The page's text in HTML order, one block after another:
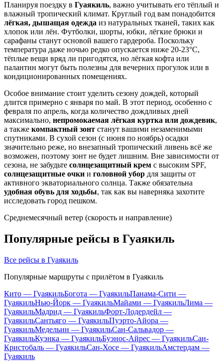
Планируя поездку в Гуаякиль, важно учитывать его тёплый и
влажный тропический климат. Круглый год вам понадобится
лёгкая, дышащая одежда из натуральных тканей, таких как
хлопок или лён. Футболки, шорты, юбки, лёгкие брюки и
сарафаны станут основой вашего гардероба. Поскольку
температура даже ночью редко опускается ниже 20-23°C,
тёплые вещи вряд ли пригодятся, но лёгкая кофта или
палантин могут быть полезны для вечерних прогулок или в
кондиционированных помещениях.
Особое внимание стоит уделить сезону дождей, который
длится примерно с января по май. В этот период, особенно с
февраля по апрель, когда количество дождливых дней
максимально, непромокаемая лёгкая куртка или дождевик,
а также компактный зонт станут вашими незаменимыми
спутниками. В сухой сезон (с июня по ноябрь) осадки
значительно реже, но внезапный тропический ливень всё же
возможен, поэтому зонт не будет лишним. Вне зависимости от
сезона, не забудьте солнцезащитный крем с высоким SPF,
солнцезащитные очки и головной убор для защиты от
активного экваториального солнца. Также обязательна
удобная обувь для ходьбы, так как вы наверняка захотите
исследовать город пешком.
Среднемесячный ветер (скорость и направление)
Популярные рейсы в Гуаякиль
Все рейсы в Гуаякиль
Популярные маршруты с прилётом в Гуаякиль
Кито — ГуаякильБогота — ГуаякильПанама-Сити —
ГуаякильНью-Йорк — ГуаякильМайами — ГуаякильЛима —
ГуаякильМадрид — ГуаякильФорт-Лодердейл —
ГуаякильСантьяго — ГуаякильПуэрто-Айора —
ГуаякильМедельин — ГуаякильСан-Сальвадор —
ГуаякильКуэнка — ГуаякильБуэнос-Айрес — ГуаякильСан-
Кристобаль — ГуаякильСан-Хосе — ГуаякильАмстердам —
Гуаякиль